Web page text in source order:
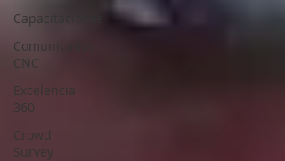
Capacitaciones
Comunicados
CNC
Excelencia
360
Crowd
Survey